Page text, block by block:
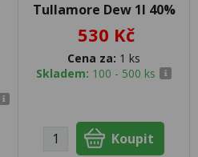
Tullamore Dew 1l 40%
530 Kč
Cena za: 1 ks
Skladem: 100 - 500 ks